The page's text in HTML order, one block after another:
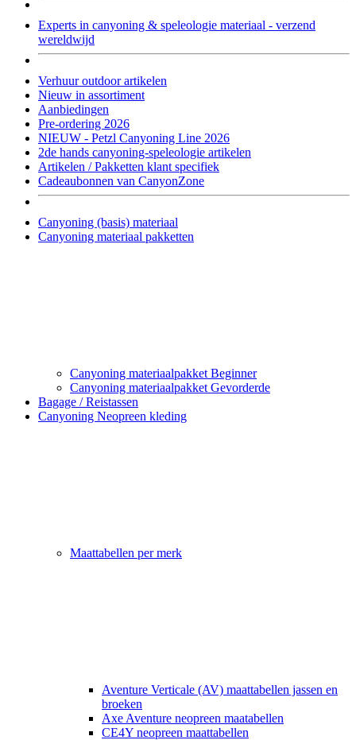
Experts in canyoning & speleologie materiaal - verzend
wereldwijd
Verhuur outdoor artikelen
Nieuw in assortiment
Aanbiedingen
Pre-ordering 2026
NIEUW - Petzl Canyoning Line 2026
2de hands canyoning-speleologie artikelen
Artikelen / Pakketten klant specifiek
Cadeaubonnen van CanyonZone
Canyoning (basis) materiaal
Canyoning materiaal pakketten
Canyoning materiaalpakket Beginner
Canyoning materiaalpakket Gevorderde
Bagage / Reistassen
Canyoning Neopreen kleding
Maattabellen per merk
Aventure Verticale (AV) maattabellen jassen en
broeken
Axe Aventure neopreen maatabellen
CE4Y neopreen maattabellen